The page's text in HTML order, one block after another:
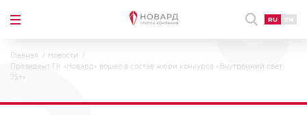
RU EN
Главная
Новости
Президент ГК «Новард» вошёл в состав жюри конкурса «Внутренний свет
75+»